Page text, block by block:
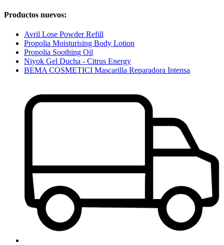
Productos nuevos:
Avril Lose Powder Refill
Propolia Moisturising Body Lotion
Propolia Soothing Oil
Niyok Gel Ducha - Citrus Energy
BEMA COSMETICI Mascarilla Reparadora Intensa